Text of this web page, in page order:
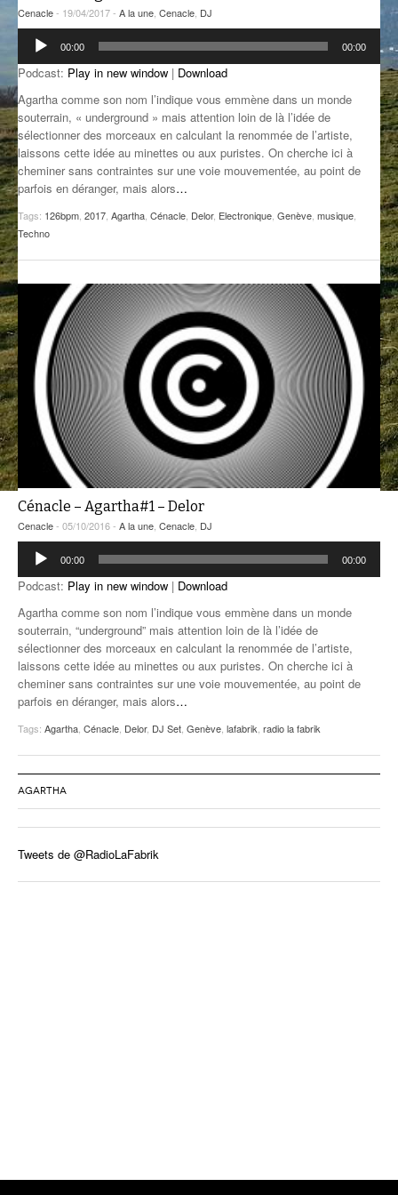
GROOVE N SUN
L’ASTUCE DE LA PORTE EN BOIS
LA FABRIK POÉTIK
LA MINUTE LITTÉRAIRE
SONORIK
THEME FORCE
ZIRCONIUM
ANCIENNES ÉMISSIONS
PLUS DE MIX
Cenacle- 19/04/2017 - A la une Cenacle DJ
Lecteur
audio
00:00 00:00
Podcast: Play in new window | Download
Agartha comme son nom l’indique vous emmène dans un monde
souterrain, « underground » mais attention loin de là l’idée de
sélectionner des morceaux en calculant la renommée de l’artiste,
laissons cette idée au minettes ou aux puristes. On cherche ici à
cheminer sans contraintes sur une voie mouvementée, au point de
parfois en déranger, mais alors…
Tags: 126bpm 2017 Agartha Cénacle Delor, Electronique Genève musique
Techno
Cénacle – Agartha#1 – Delor
Cenacle- 05/10/2016 - A la une, Cenacle, DJ
Lecteur
audio
00:00 00:00
Podcast: Play in new window | Download
Agartha comme son nom l’indique vous emmène dans un monde
souterrain, “underground” mais attention loin de là l’idée de
sélectionner des morceaux en calculant la renommée de l’artiste,
laissons cette idée au minettes ou aux puristes. On cherche ici à
cheminer sans contraintes sur une voie mouvementée, au point de
parfois en déranger, mais alors…
Tags: Agartha, Cénacle, Delor, DJ Set, Genève, lafabrik, radio la fabrik
AGARTHA
Tweets de @RadioLaFabrik